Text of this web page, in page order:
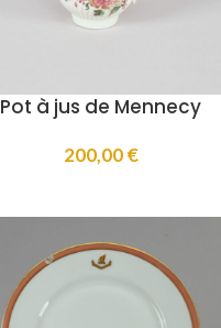
Pot à jus de Mennecy
200,00€